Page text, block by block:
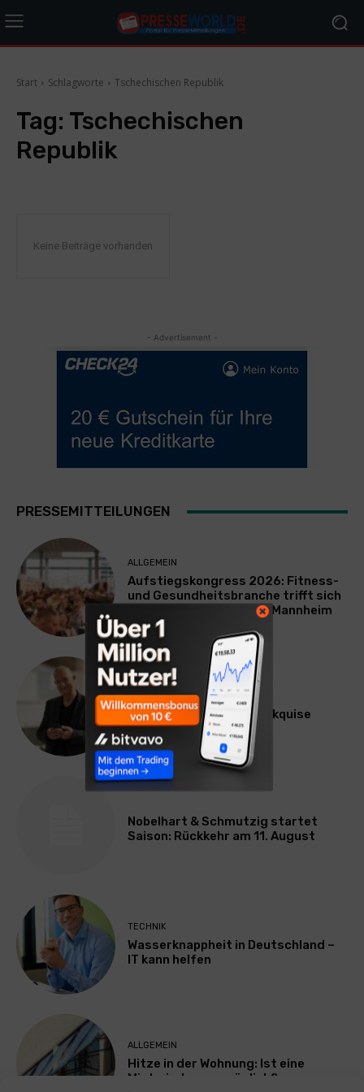
Start Schlagworte Tschechischen Republik
Tag: Tschechischen
Republik
Keine Beiträge vorhanden
- Advertisement -
PRESSEMITTEILUNGEN
ALLGEMEIN
Aufstiegskongress 2026: Fitness-
und Gesundheitsbranche trifft sich
am 9. und 10. Oktober in Mannheim
WERBUNG & MARKETING
Kooperation statt Kaltakquise
Nobelhart & Schmutzig startet
Saison: Rückkehr am 11. August
TECHNIK
Wasserknappheit in Deutschland –
IT kann helfen
ALLGEMEIN
Hitze in der Wohnung: Ist eine
Mietminderung möglich?